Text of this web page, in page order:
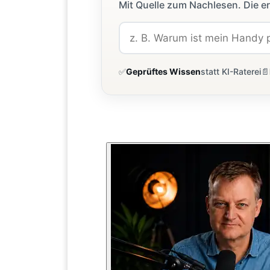
Mit Quelle zum Nachlesen. Die
✅Geprüftes Wissenstatt KI-Raterei📄